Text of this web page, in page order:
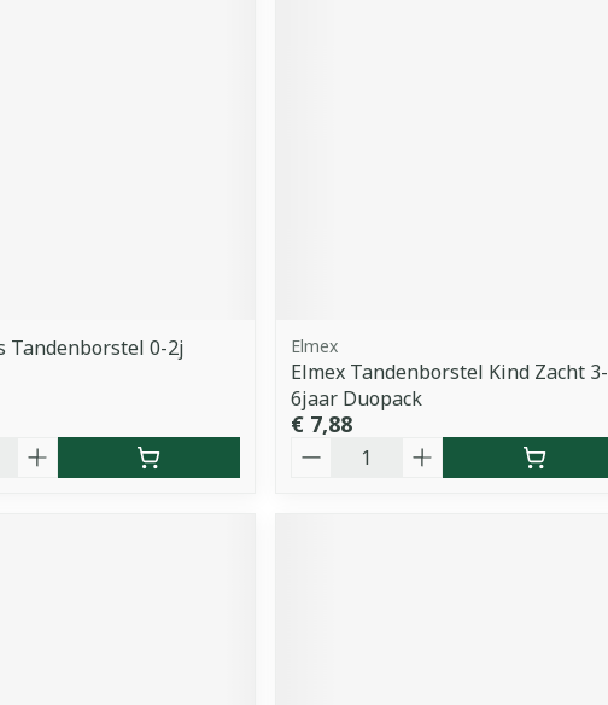
Tandenborstel 0-2j Elmex
Elmex Tandenborstel Kind Zacht 3-
6jaar Duopack
€ 7,88